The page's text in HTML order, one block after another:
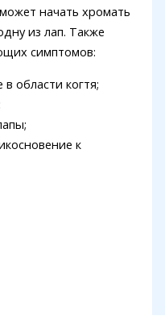
начать хромать
из лап. Также
симптомов:
области когтя;
к